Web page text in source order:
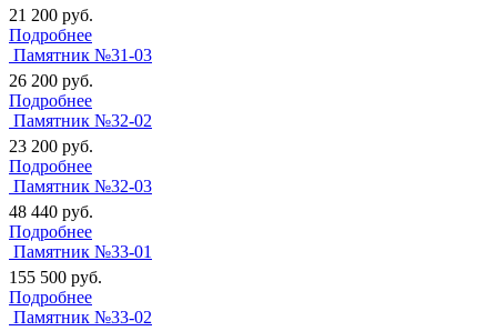
21 200 руб.
Подробнее
Памятник №31-03
26 200 руб.
Подробнее
Памятник №32-02
23 200 руб.
Подробнее
Памятник №32-03
48 440 руб.
Подробнее
Памятник №33-01
155 500 руб.
Подробнее
Памятник №33-02